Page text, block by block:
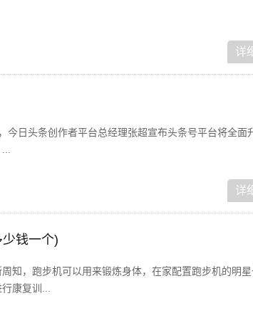
详
今日头条创作者平台总经理张超宣布头条号平台将全面
详
钱一个)
知，跑步机可以用来锻炼身体，在家配置跑步机的明星
康复训...